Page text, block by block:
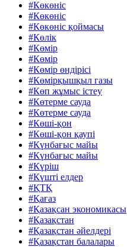
#Көкөніс
#Көкөніс
#Көкөніс қоймасы
#Көлік
#Көмір
#Көмір
#Көмір өндірісі
#Көмірқышқыл газы
#Көп жұмыс істеу
#Көтерме сауда
#Көтерме сауда
#Көші-қон
#Көші-қон қаупі
#Күнбағыс майы
#Күнбағыс майы
#Күріш
#Күшті елдер
#ҚTҚ
#Қағаз
#Қазақсан экономикасы
#Қазақстан
#Қазақстан әйелдері
#Қазақстан балалары